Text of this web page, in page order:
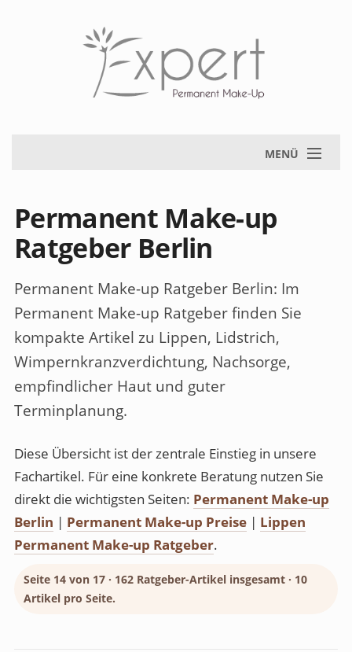
MENÜ
Permanent Make-up
Ratgeber Berlin
Permanent Make-up Ratgeber Berlin: Im
Permanent Make-up Ratgeber finden Sie
kompakte Artikel zu Lippen, Lidstrich,
Wimpernkranzverdichtung, Nachsorge,
empfindlicher Haut und guter
Terminplanung.
Diese Übersicht ist der zentrale Einstieg in unsere
Fachartikel. Für eine konkrete Beratung nutzen Sie
direkt die wichtigsten Seiten: Permanent Make-up
Berlin | Permanent Make-up Preise | Lippen
Permanent Make-up Ratgeber.
Seite 14 von 17 · 162 Ratgeber-Artikel insgesamt · 10
Artikel pro Seite.